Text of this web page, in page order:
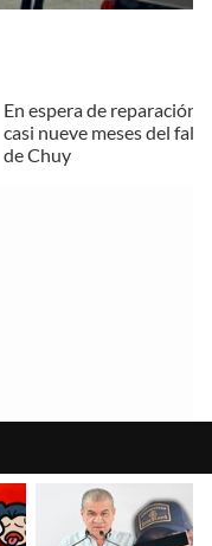
En espera de reparación
casi nueve meses del
de Chuy